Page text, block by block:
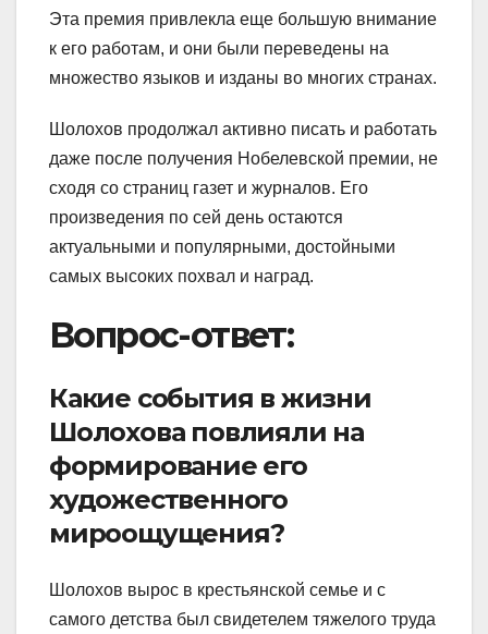
Эта премия привлекла еще большую внимание
к его работам, и они были переведены на
множество языков и изданы во многих странах.
Шолохов продолжал активно писать и работать
даже после получения Нобелевской премии, не
сходя со страниц газет и журналов. Его
произведения по сей день остаются
актуальными и популярными, достойными
самых высоких похвал и наград.
Вопрос-ответ:
Какие события в жизни
Шолохова повлияли на
формирование его
художественного
мироощущения?
Шолохов вырос в крестьянской семье и с
самого детства был свидетелем тяжелого труда